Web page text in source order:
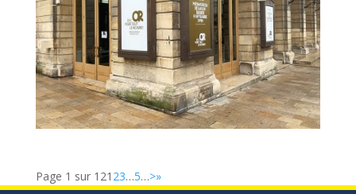
Page 1 sur 121 23…5…>»